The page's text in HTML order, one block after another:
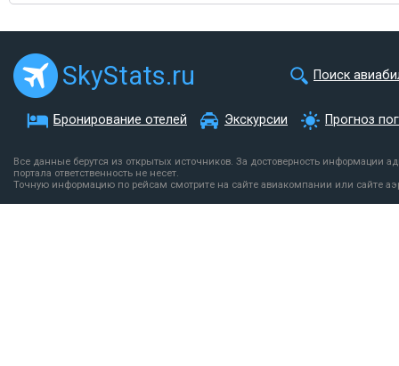
SkyStats.ru Поиск
Бронирование отелей Экскурсии Прогноз
Все данные берутся из открытых источников. За достоверность информации
портала ответственность не несет.
Точную информацию по рейсам смотрите на сайте авиакомпании или сайте